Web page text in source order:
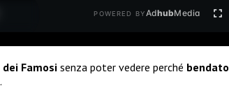
POWERED BYAdhubMedia
dei Famosi senza poter vedere perché bendato
.